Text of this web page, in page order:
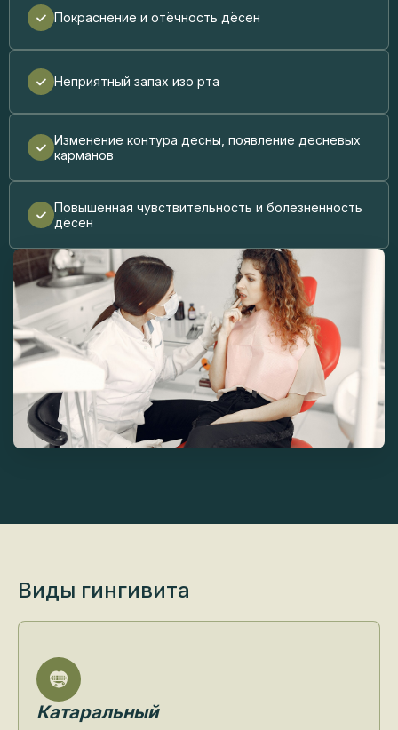
Покраснение и отёчность дёсен
Неприятный запах изо рта
Изменение контура десны, появление десневых
карманов
Повышенная чувствительность и болезненность
дёсен
Виды гингивита
Катаральный